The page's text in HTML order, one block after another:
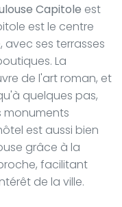
Capitole est
est le centre
ses terrasses
La
de l'art roman, et
quelques pas,
monuments
est aussi bien
grâce à la
facilitant
de la ville.